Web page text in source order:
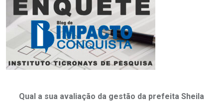
Qual a sua avaliação da gestão da prefeita Sheila